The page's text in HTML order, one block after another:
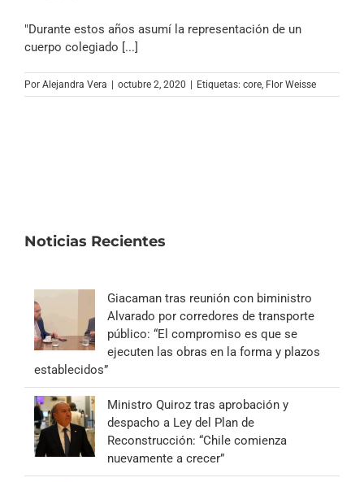
"Durante estos años asumí la representación de un
cuerpo colegiado [...]
Por Alejandra Vera | octubre 2, 2020 | Etiquetas: core, Flor Weisse
Noticias Recientes
Giacaman tras reunión con biministro
Alvarado por corredores de transporte
público: “El compromiso es que se
ejecuten las obras en la forma y plazos
establecidos”
Ministro Quiroz tras aprobación y
despacho a Ley del Plan de
Reconstrucción: “Chile comienza
nuevamente a crecer”